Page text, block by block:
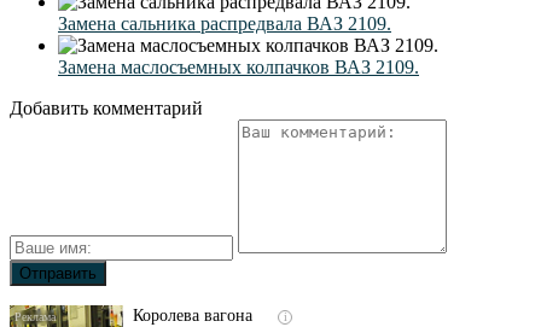
Замена сальника распредвала ВАЗ 2109.
Замена маслосъемных колпачков ВАЗ 2109.
Добавить комментарий
i
Королева вагона